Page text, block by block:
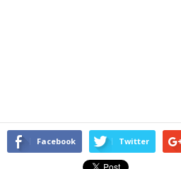
Facebook Twitter